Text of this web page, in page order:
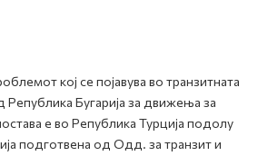
кој се појавува во транзитната
Република Бугарија за движења за
е во Република Турција подолу
подготвена од Одд. за транзит и